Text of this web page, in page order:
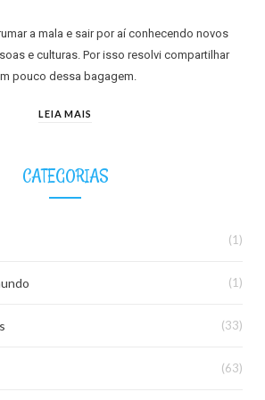
a mala e sair por aí conhecendo novos
e culturas. Por isso resolvi compartilhar
pouco dessa bagagem.
LEIA MAIS
CATEGORIAS
(1)
(1)
(33)
(63)